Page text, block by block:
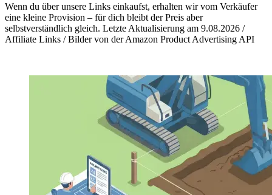
Wenn du über unsere Links einkaufst, erhalten wir vom Verkäufer
eine kleine Provision – für dich bleibt der Preis aber
selbstverständlich gleich. Letzte Aktualisierung am 9.08.2026 /
Affiliate Links / Bilder von der Amazon Product Advertising API